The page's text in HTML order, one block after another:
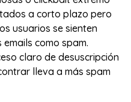
a corto plazo pero
usuarios se sienten
como spam.
claro de desuscripción
lleva a más spam